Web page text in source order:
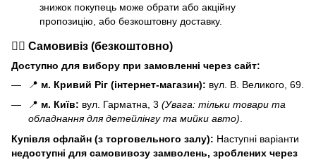
знижок покупець може обрати або акційну
пропозицію, або безкоштовну доставку.
🏃‍♂️ Самовивіз (безкоштовно)
Доступно для вибору при замовленні через сайт:
📍 м. Кривий Ріг (інтернет-магазин): вул. В. Великого, 69.
📍 м. Київ: вул. Гарматна, 3 (Увага: тільки товари та
обладнання для детейлінгу та мийки авто).
Купівля офлайн (з торговельного залу): Наступні варіанти
недоступні для самовивозу замволень, зроблених через